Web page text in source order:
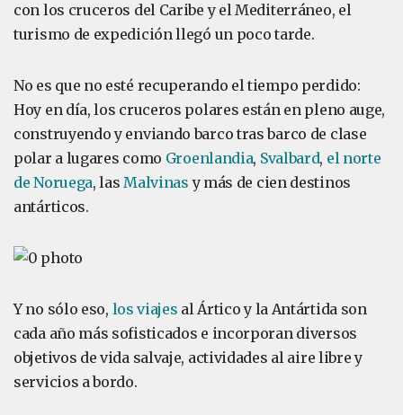
con los cruceros del Caribe y el Mediterráneo, el
turismo de expedición llegó un poco tarde.
No es que no esté recuperando el tiempo perdido:
Hoy en día, los cruceros polares están en pleno auge,
construyendo y enviando barco tras barco de clase
polar a lugares como Groenlandia, Svalbard, el norte
de Noruega, lasMalvinas y más de cien destinos
antárticos.
Y no sólo eso, los viajes al Ártico y la Antártida son
cada año más sofisticados e incorporan diversos
objetivos de vida salvaje, actividades al aire libre y
servicios a bordo.